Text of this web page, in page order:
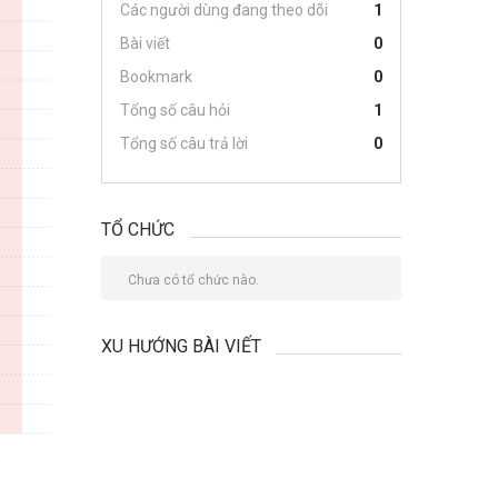
Các người dùng đang theo dõi
1
Bài viết
0
Bookmark
0
Tổng số câu hỏi
1
Tổng số câu trả lời
0
TỔ CHỨC
Chưa có tổ chức nào.
XU HƯỚNG BÀI VIẾT